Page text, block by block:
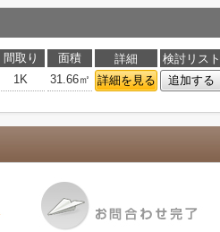
間取り 面積 詳細
検討リスト
1K 31.66㎡ 詳細を見る 追加する